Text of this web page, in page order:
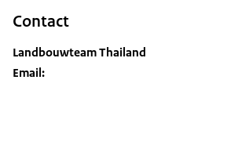
Contact
Landbouwteam Thailand
Email: